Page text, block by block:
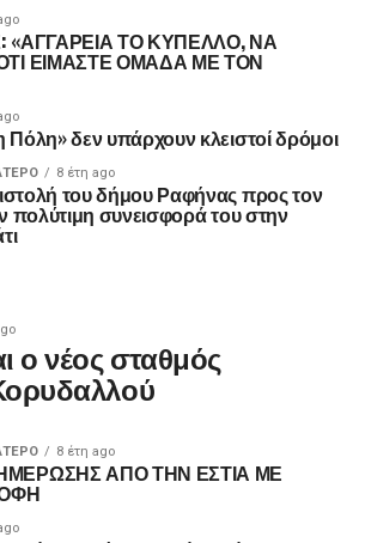
«ΑΓΓΑΡΕΙΑ ΤΟ ΚΥΠΕΛΛΟ, ΝΑ
ΕΙΜΑΣΤΕ ΟΜΑΔΑ ΜΕ ΤΟΝ
Πόλη» δεν υπάρχουν κλειστοί δρόμοι
8 έτη ago
του δήμου Ραφήνας προς τον
πολύτιμη συνεισφορά του στην
ο νέος σταθμός
8 έτη ago
ΑΠΟ ΤΗΝ ΕΣΤΙΑ ΜΕ